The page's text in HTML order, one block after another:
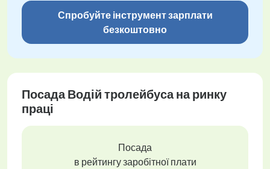
Спробуйте інструмент зарплати
безкоштовно
Посада Водій тролейбуса на ринку
праці
Посада
в рейтингу заробітної плати